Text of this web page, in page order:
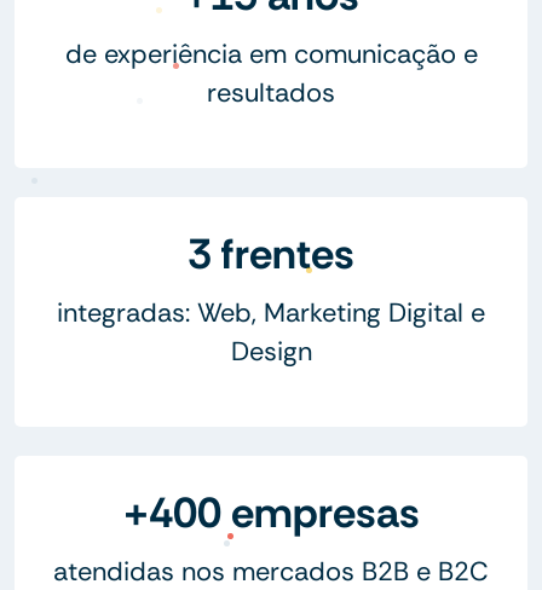
de experiência em comunicação e
resultados
3 frentes
integradas: Web, Marketing Digital e
Design
+400 empresas
atendidas nos mercados B2B e B2C